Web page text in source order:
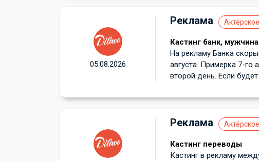
Реклама
Кастинг банк,
На рекламу Банка
августа. Примерка 7-го
второй день. Если
05.08.2026
Реклама
Кастинг переводы
Кастинг в рекламу